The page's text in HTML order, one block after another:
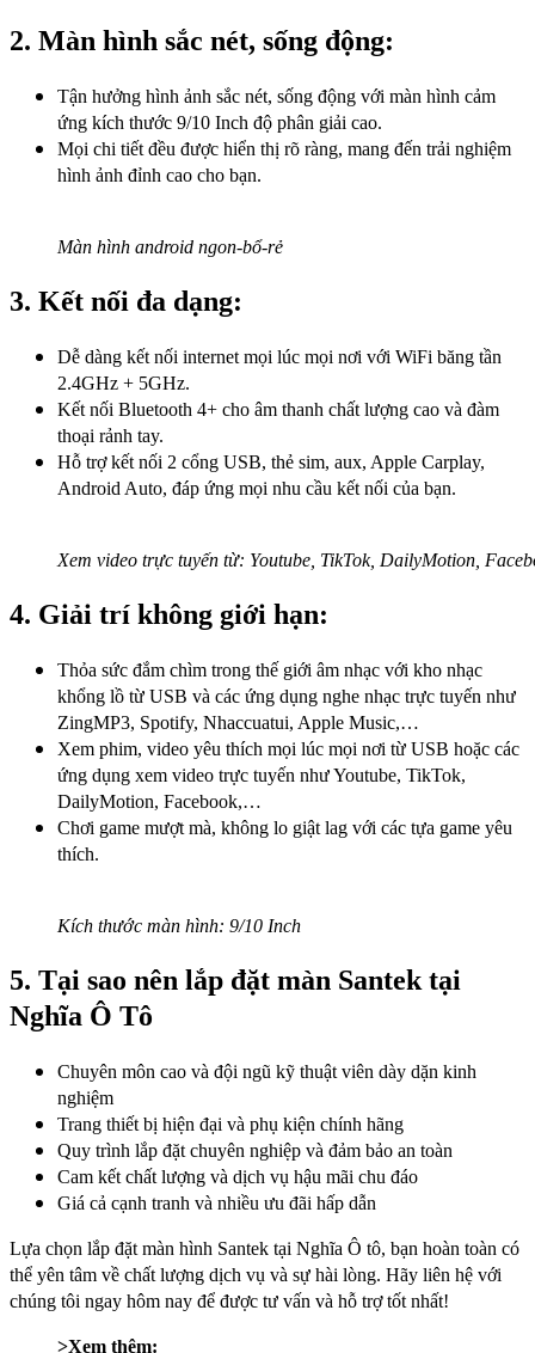
2. Màn hình sắc nét, sống động:
Tận hưởng hình ảnh sắc nét, sống động với màn hình cảm
ứng kích thước 9/10 Inch độ phân giải cao.
Mọi chi tiết đều được hiển thị rõ ràng, mang đến trải nghiệm
hình ảnh đỉnh cao cho bạn.
Màn hình android ngon-bổ-rẻ
3. Kết nối đa dạng:
Dễ dàng kết nối internet mọi lúc mọi nơi với WiFi băng tần
2.4GHz + 5GHz.
Kết nối Bluetooth 4+ cho âm thanh chất lượng cao và đàm
thoại rảnh tay.
Hỗ trợ kết nối 2 cổng USB, thẻ sim, aux, Apple Carplay,
Android Auto, đáp ứng mọi nhu cầu kết nối của bạn.
Xem video trực tuyến từ: Youtube, TikTok, DailyMotion,
4. Giải trí không giới hạn:
Thỏa sức đắm chìm trong thế giới âm nhạc với kho nhạc
khổng lồ từ USB và các ứng dụng nghe nhạc trực tuyến như
ZingMP3, Spotify, Nhaccuatui, Apple Music,…
Xem phim, video yêu thích mọi lúc mọi nơi từ USB hoặc các
ứng dụng xem video trực tuyến như Youtube, TikTok,
DailyMotion, Facebook,…
Chơi game mượt mà, không lo giật lag với các tựa game yêu
thích.
Kích thước màn hình: 9/10 Inch
5. Tại sao nên lắp đặt màn Santek tại
Nghĩa Ô Tô
Chuyên môn cao và đội ngũ kỹ thuật viên dày dặn kinh
nghiệm
Trang thiết bị hiện đại và phụ kiện chính hãng
Quy trình lắp đặt chuyên nghiệp và đảm bảo an toàn
Cam kết chất lượng và dịch vụ hậu mãi chu đáo
Giá cả cạnh tranh và nhiều ưu đãi hấp dẫn
Lựa chọn lắp đặt màn hình Santek tại Nghĩa Ô tô, bạn hoàn toàn có
thể yên tâm về chất lượng dịch vụ và sự hài lòng. Hãy liên hệ với
chúng tôi ngay hôm nay để được tư vấn và hỗ trợ tốt nhất!
>Xem thêm: